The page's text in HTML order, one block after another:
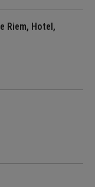
Riem, Hotel,